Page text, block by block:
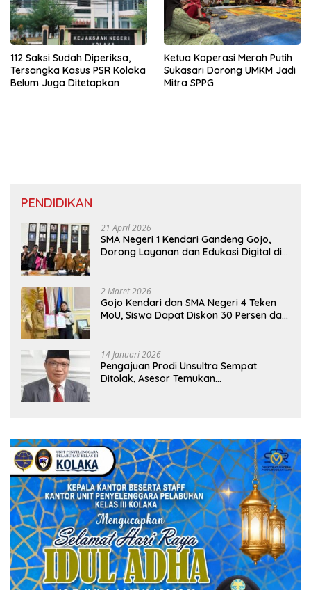
112 Saksi Sudah Diperiksa,
Tersangka Kasus PSR Kolaka
Belum Juga Ditetapkan
Ketua Koperasi Merah Putih
Sukasari Dorong UMKM Jadi
Mitra SPPG
PENDIDIKAN
21 April 2026
SMA Negeri 1 Kendari Gandeng Gojo,
Dorong Layanan dan Edukasi Digital di
2 Maret 2026
Gojo Kendari dan SMA Negeri 4 Teken
MoU, Siswa Dapat Diskon 30 Persen dan
14 Januari 2026
Pengajuan Prodi Unsultra Sempat
Ditolak, Asesor Temukan